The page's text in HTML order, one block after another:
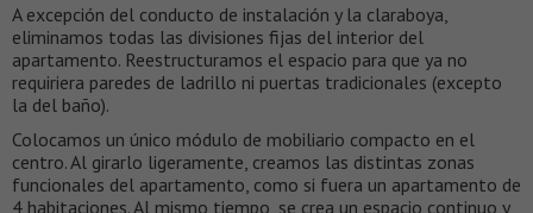
A excepción del conducto de instalación y la claraboya,
eliminamos todas las divisiones fijas del interior del
apartamento. Reestructuramos el espacio para que ya no
requiriera paredes de ladrillo ni puertas tradicionales (excepto
la del baño).
Colocamos un único módulo de mobiliario compacto en el
centro. Al girarlo ligeramente, creamos las distintas zonas
funcionales del apartamento, como si fuera un apartamento de
4 habitaciones. Al mismo tiempo, se crea un espacio continuo y